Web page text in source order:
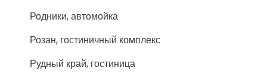
Родники, автомойка
Розан, гостиничный комплекс
Рудный край, гостиница